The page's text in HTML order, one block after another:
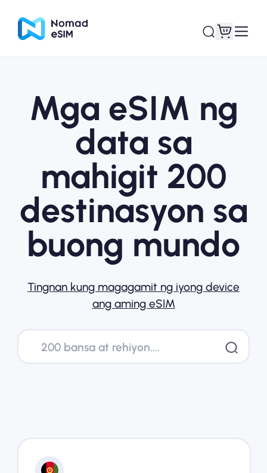
Mag-log In / Mag-
sign Up
Ang aking
mga esim
Mga Plano sa Tindahan
Tungkol sa eSIM
Bakit Nomad ESIM
Gamit ang isang ESIM
Mga eSIM ng
data sa
mahigit 200
destinasyon sa
buong mundo
Tingnan kung magagamit ng iyong device
ang aming eSIM